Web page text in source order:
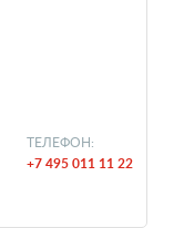
ТЕЛЕФОН:
+7 495 011 11 22